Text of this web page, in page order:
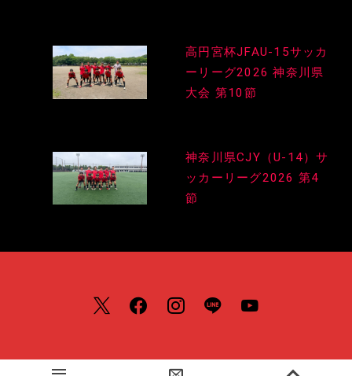
高円宮杯JFAU-15サッカ
ーリーグ2026 神奈川県
大会 第10節
神奈川県CJY（U-14）サ
ッカーリーグ2026 第4
節